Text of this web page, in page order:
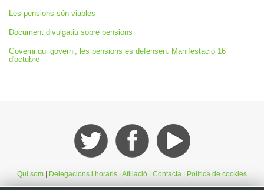
Les pensions són viables
Document divulgatiu sobre pensions
Governi qui governi, les pensions es defensen. Manifestació 16
d'octubre
Qui som Delegacions i horaris Afiliació Contacta Política de cookies